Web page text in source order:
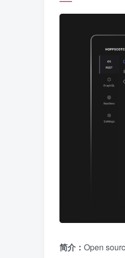
简介： Open